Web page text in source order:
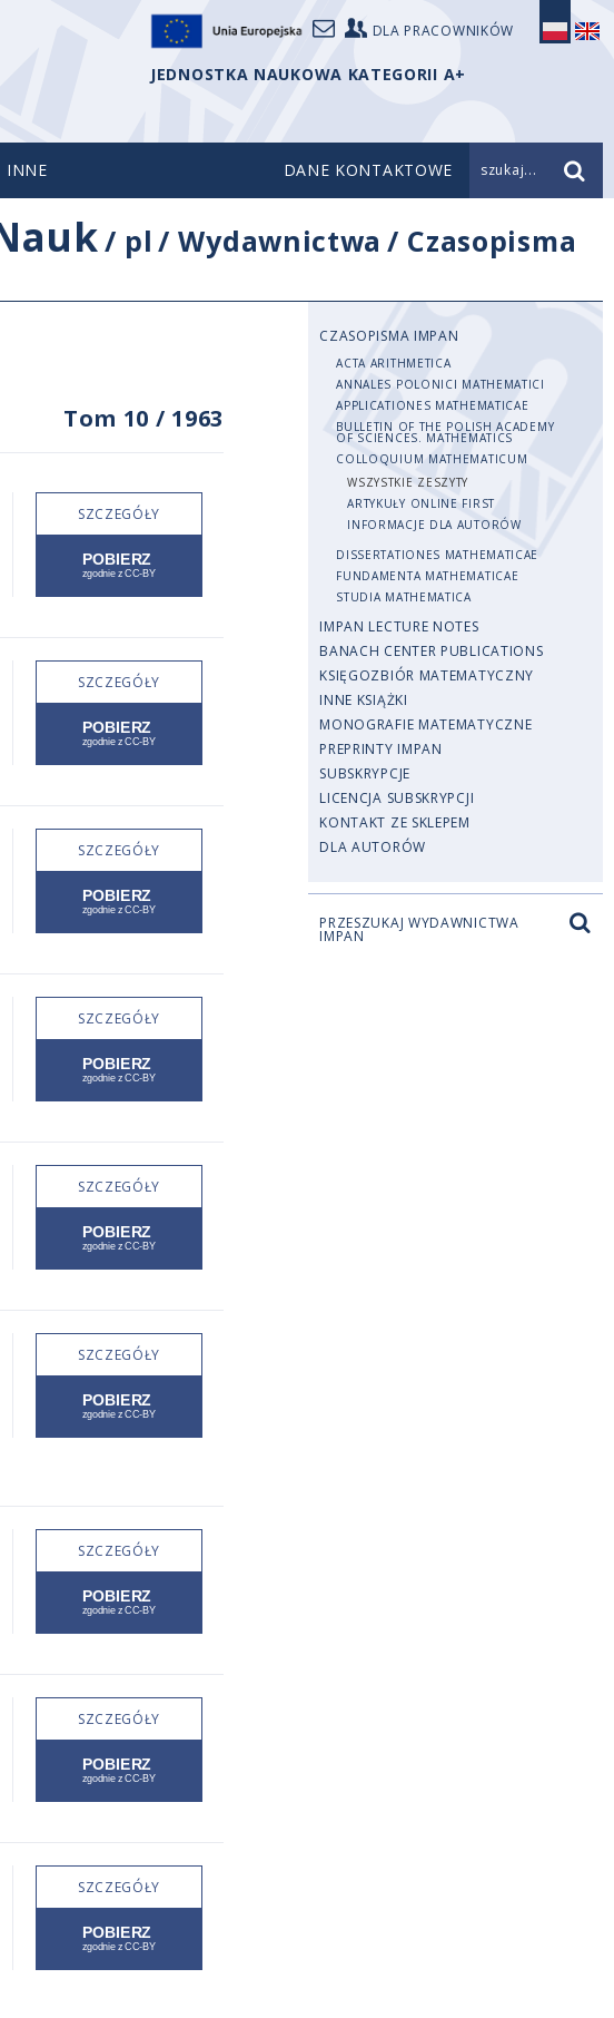
DLA PRACOWNIKÓW
JEDNOSTKA NAUKOWA KATEGORII A+
INNE DANE KONTAKTOWE szukaj...
/ pl /Wydawnictwa / Czasopisma
Tom 10 / 1963
SZCZEGÓŁY
SZCZEGÓŁY
SZCZEGÓŁY
SZCZEGÓŁY
SZCZEGÓŁY
SZCZEGÓŁY
SZCZEGÓŁY
SZCZEGÓŁY
SZCZEGÓŁY
CZASOPISMA IMPAN
ACTA ARITHMETICA
ANNALES POLONICI MATHEMATICI
APPLICATIONES MATHEMATICAE
BULLETIN OF THE POLISH ACADEMY
OF SCIENCES. MATHEMATICS
COLLOQUIUM MATHEMATICUM
WSZYSTKIE ZESZYTY
ARTYKUŁY ONLINE FIRST
INFORMACJE DLA AUTORÓW
DISSERTATIONES MATHEMATICAE
FUNDAMENTA MATHEMATICAE
STUDIA MATHEMATICA
IMPAN LECTURE NOTES
BANACH CENTER PUBLICATIONS
KSIĘGOZBIÓR MATEMATYCZNY
INNE KSIĄŻKI
MONOGRAFIE MATEMATYCZNE
PREPRINTY IMPAN
SUBSKRYPCJE
LICENCJA SUBSKRYPCJI
KONTAKT ZE SKLEPEM
DLA AUTORÓW
PRZESZUKAJ WYDAWNICTWA
IMPAN